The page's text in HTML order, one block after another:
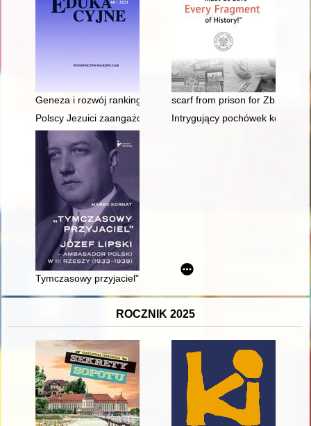
Geneza i rozwój rankingów uczelni wyższychscarf from prison for Zbigniew
Polscy Jezuici zaangażowani w pomoc Żydom w latach II
Intrygujący pochówek kobiecy
Tymczasowy przyjaciel" : Józef Lipski - ambasador polski w III
ROCZNIK 2025